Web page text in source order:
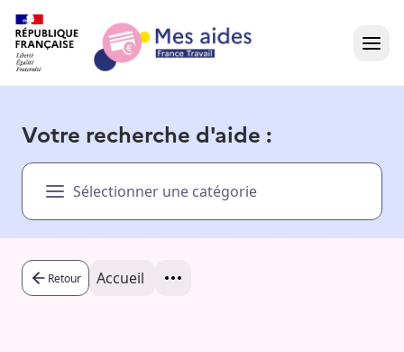
Présentation vidéo
Besoin d'aide ?
Votre recherche d'aide :
Sélectionner une catégorie
Retour Accueil